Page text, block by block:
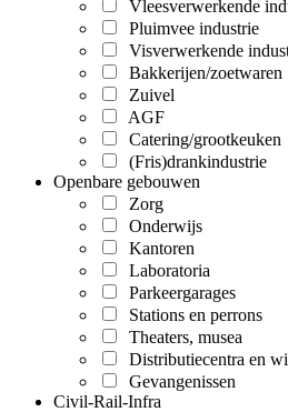
Vleesverwerkende
Pluimvee industrie
Visverwerkende
Bakkerijen/zoetwaren
Zuivel
AGF
Catering/grootkeuken
(Fris)drankindustrie
Openbare gebouwen
Zorg
Onderwijs
Kantoren
Laboratoria
Parkeergarages
Stations en perrons
Theaters, musea
Distributiecentra en
Gevangenissen
Civil-Rail-Infra